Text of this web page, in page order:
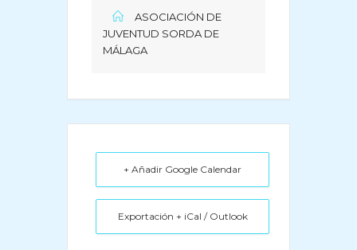
ASOCIACIÓN DE
JUVENTUD SORDA DE
MÁLAGA
+ Añadir Google Calendar
Exportación + iCal / Outlook